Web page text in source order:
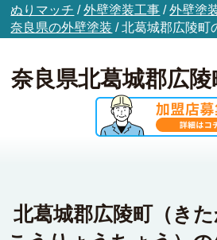
ぬりマッチ /外壁塗装工事 /外壁塗
奈良県の外壁塗装 /北葛城郡広陵町
奈良県北葛城郡広
北葛城郡広陵町（き